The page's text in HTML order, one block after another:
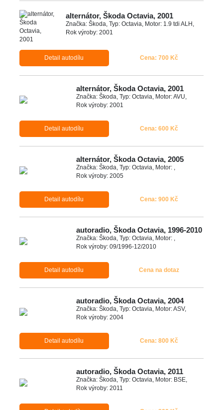
alternátor, Škoda Octavia, 2001
Značka: Škoda, Typ: Octavia, Motor: 1.9 tdi ALH,
Rok výroby: 2001
Detail autodílu Cena: 700 Kč
alternátor, Škoda Octavia, 2001
Značka: Škoda, Typ: Octavia, Motor: AVU,
Rok výroby: 2001
Detail autodílu Cena: 600 Kč
alternátor, Škoda Octavia, 2005
Značka: Škoda, Typ: Octavia, Motor: ,
Rok výroby: 2005
Detail autodílu Cena: 900 Kč
autoradio, Škoda Octavia, 1996-2010
Značka: Škoda, Typ: Octavia, Motor: ,
Rok výroby: 09/1996-12/2010
Detail autodílu Cena na dotaz
autoradio, Škoda Octavia, 2004
Značka: Škoda, Typ: Octavia, Motor: ASV,
Rok výroby: 2004
Detail autodílu Cena: 800 Kč
autoradio, Škoda Octavia, 2011
Značka: Škoda, Typ: Octavia, Motor: BSE,
Rok výroby: 2011